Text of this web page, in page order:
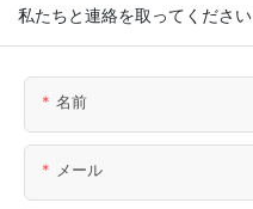
私たちと連絡を取ってください
名前
メール